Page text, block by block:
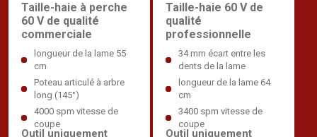
Taille-haie à perche
60 V de qualité
commerciale
longueur de la lame 55
cm
Poteau articulé à arbre
long (145°)
4000 spm vitesse de
coupe
Outil uniquement
Taille-haie 60 V de
qualité
professionnelle
34 mm écart entre les
dents de la lame
longueur de la lame 64
cm
3400 spm vitesse de
coupe
Outil uniquement